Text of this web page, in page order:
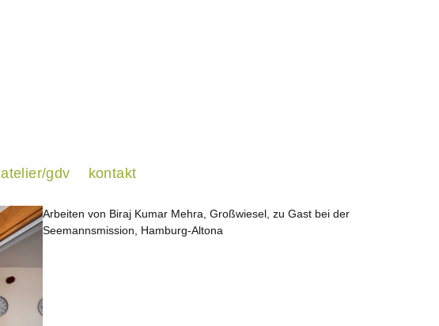
atelier/gdv kontakt
Arbeiten von Biraj Kumar Mehra, Großwiesel, zu Gast bei der
Seemannsmission, Hamburg-Altona